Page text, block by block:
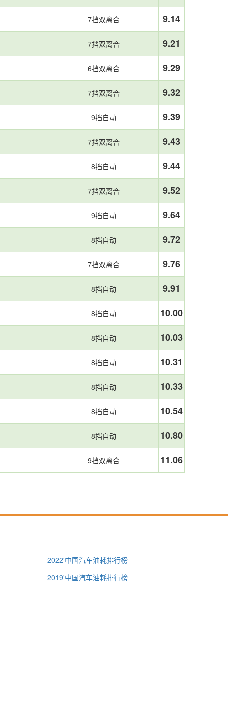
7挡双离合 9.14
7挡双离合 9.21
6挡双离合 9.29
7挡双离合 9.32
9挡自动 9.39
7挡双离合 9.43
8挡自动 9.44
7挡双离合 9.52
9挡自动 9.64
8挡自动 9.72
7挡双离合 9.76
8挡自动 9.91
8挡自动 10.00
8挡自动 10.03
8挡自动 10.31
8挡自动 10.33
8挡自动 10.54
8挡自动 10.80
9挡双离合 11.06
2022'中国汽车油耗排行榜
2019'中国汽车油耗排行榜